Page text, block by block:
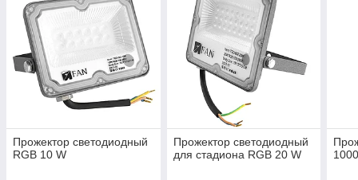
Прожектор светодиодный
RGB 10 W
Прожектор светодиодный
для стадиона RGB 20 W